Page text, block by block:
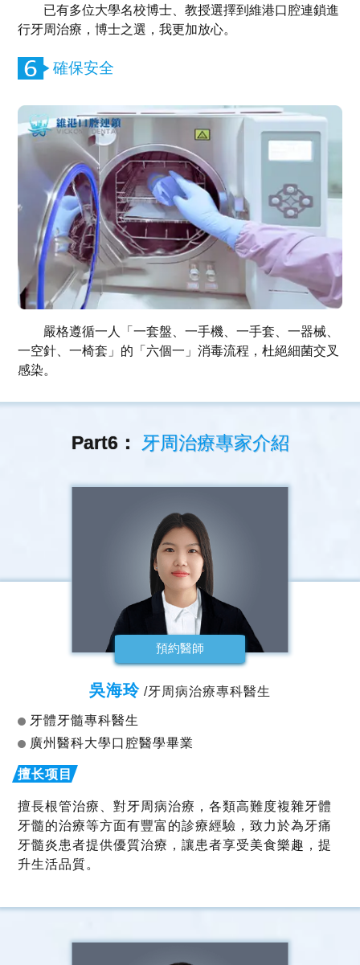
已有多位大學名校博士、教授選擇到維港口腔連鎖進
行牙周治療，博士之選，我更加放心。
確保安全
嚴格遵循一人「一套盤、一手機、一手套、一器械、
一空針、一椅套」的「六個一」消毒流程，杜絕細菌交叉
感染。
Part6： 牙周治療專家介紹
預約醫師
吳海玲 /牙周病治療專科醫生
牙體牙髓專科醫生
廣州醫科大學口腔醫學畢業
擅長根管治療、對牙周病治療，各類高難度複雜牙體
牙髓的治療等方面有豐富的診療經驗，致力於為牙痛
牙髓炎患者提供優質治療，讓患者享受美食樂趣，提
升生活品質。